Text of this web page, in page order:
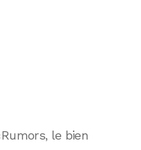
le bien